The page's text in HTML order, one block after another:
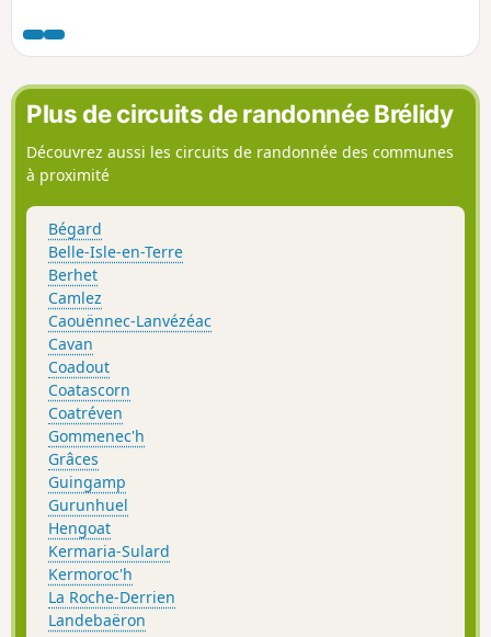
vallon parfois très humide avant de rejoindre le hameau du
Manaty. De là, vous rejoindrez la Forêt de Koad Bré au pied
du Ménez Bré avant de rejoindre Louargat par de jolis
sentiers forestiers.
Plus de circuits de randonnée Brélidy
Découvrez aussi les circuits de randonnée des communes
à proximité
Bégard
Belle-Isle-en-Terre
Berhet
Camlez
Caouënnec-Lanvézéac
Cavan
Coadout
Coatascorn
Coatréven
Gommenec'h
Grâces
Guingamp
Gurunhuel
Hengoat
Kermaria-Sulard
Kermoroc'h
La Roche-Derrien
Landebaëron